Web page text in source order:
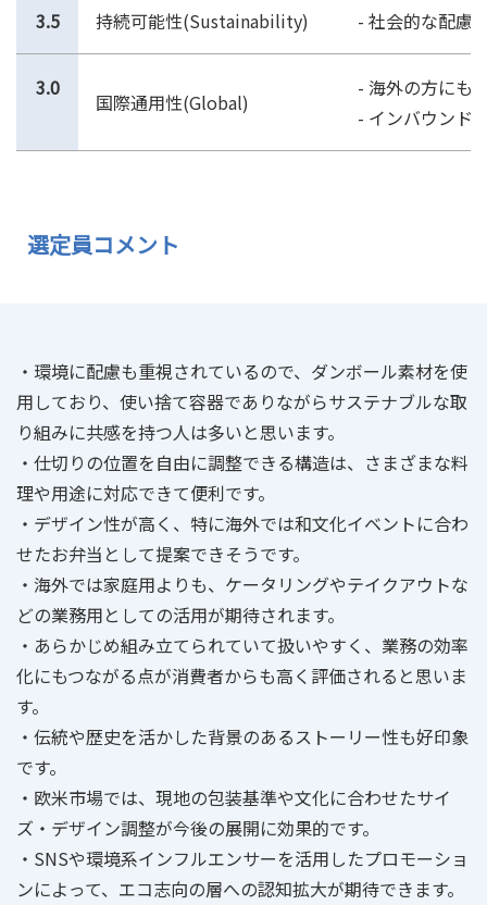
3.5 持続可能性(Sustainability) - 社会的な配慮
3.0
国際通用性(Global)
- 海外の方にも
- インバウンド
選定員コメント
・環境に配慮も重視されているので、ダンボール素材を使
用しており、使い捨て容器でありながらサステナブルな取
り組みに共感を持つ人は多いと思います。
・仕切りの位置を自由に調整できる構造は、さまざまな料
理や用途に対応できて便利です。
・デザイン性が高く、特に海外では和文化イベントに合わ
せたお弁当として提案できそうです。
・海外では家庭用よりも、ケータリングやテイクアウトな
どの業務用としての活用が期待されます。
・あらかじめ組み立てられていて扱いやすく、業務の効率
化にもつながる点が消費者からも高く評価されると思いま
す。
・伝統や歴史を活かした背景のあるストーリー性も好印象
です。
・欧米市場では、現地の包装基準や文化に合わせたサイ
ズ・デザイン調整が今後の展開に効果的です。
・SNSや環境系インフルエンサーを活用したプロモーショ
ンによって、エコ志向の層への認知拡大が期待できます。